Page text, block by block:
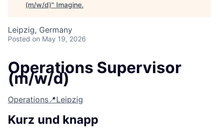
(m/w/d)" Imagine.
Leipzig, Germany
Posted on May 19, 2026
Operations Supervisor
(m/w/d)
Operations📍Leipzig
Kurz und knapp